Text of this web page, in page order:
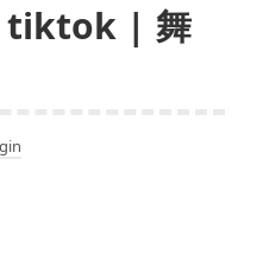
tiktok | 舞